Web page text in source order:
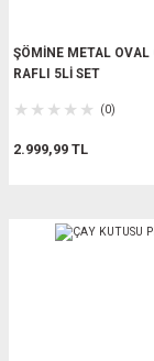
ŞÖMİNE METAL OVAL
RAFLI 5Lİ SET
(0)
2.999,99 TL